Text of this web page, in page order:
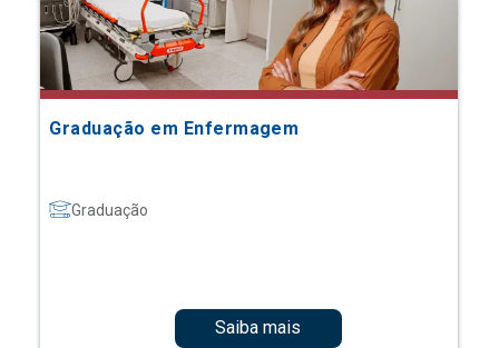
Graduação em Enfermagem
Graduação
Saiba mais